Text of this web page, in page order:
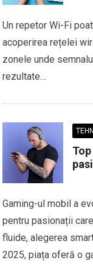
Un repetor Wi-Fi
acoperirea rețelei
zonele unde
rezultate…
Gaming-ul mobil a
pentru pasionații
fluide, alegerea
2025, piața oferă o